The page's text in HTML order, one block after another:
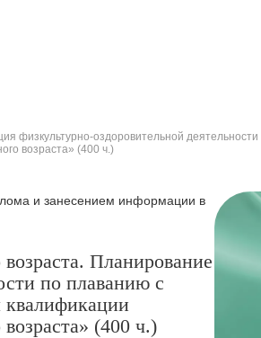
физкультурно-оздоровительной
возраста» (400 ч.)
и занесением информации в
Планирование
по плаванию с
квалификации
(400 ч.)